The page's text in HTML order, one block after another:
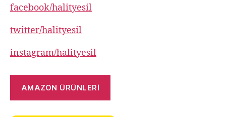
facebook/halityesil
twitter/halityesil
instagram/halityesil
AMAZON ÜRÜNLERİ